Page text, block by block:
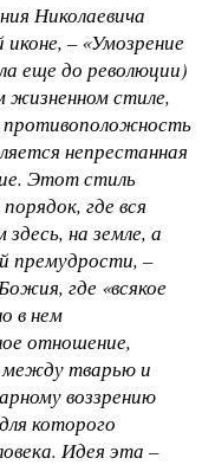
Николаевича
иконе, – «Умозрение
еще до революции)
жизненном стиле,
непрестанная
Этот стиль
где вся
на земле, а
премудрости, –
где «всякое
в нем
отношение,
между тварью и
воззрению
которого
Идея эта –